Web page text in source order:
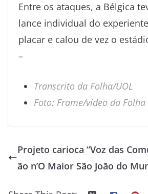
Entre os ataques, a Bélgica
lance individual do
placar e calou de vez o
–
Transcrito da Folha/UOL
Foto: Frame/vídeo da Folha
Projeto carioca “Voz das
ão n’O Maior São João do